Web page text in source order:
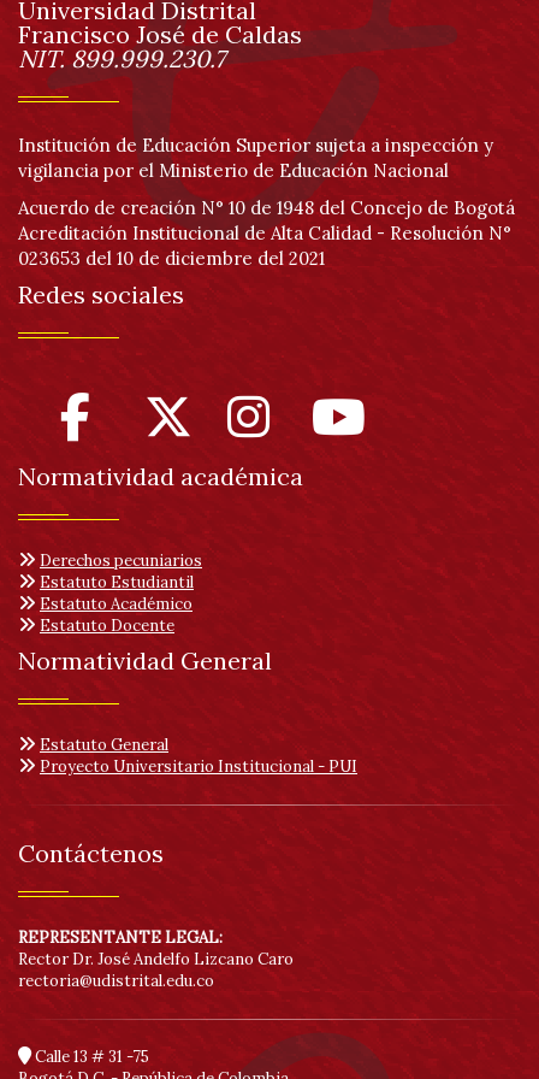
página
Información
Universidad Distrital
Francisco José de Caldas
NIT. 899.999.230.7
Institución de Educación Superior sujeta a inspección y
vigilancia por el Ministerio de Educación Nacional
Acuerdo de creación N° 10 de 1948 del Concejo de Bogotá
Acreditación Institucional de Alta Calidad - Resolución N°
023653 del 10 de diciembre del 2021
Redes sociales
Normatividad académica
Derechos pecuniarios
Estatuto Estudiantil
Estatuto Académico
Estatuto Docente
Normatividad General
Estatuto General
Proyecto Universitario Institucional - PUI
Contáctenos
REPRESENTANTE LEGAL:
Rector Dr. José Andelfo Lizcano Caro
rectoria@udistrital.edu.co
Calle 13 # 31 -75